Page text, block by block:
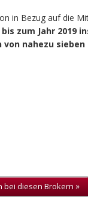
in Bezug auf die
bis zum Jahr 2019
nahezu
bei diesen Brokern»